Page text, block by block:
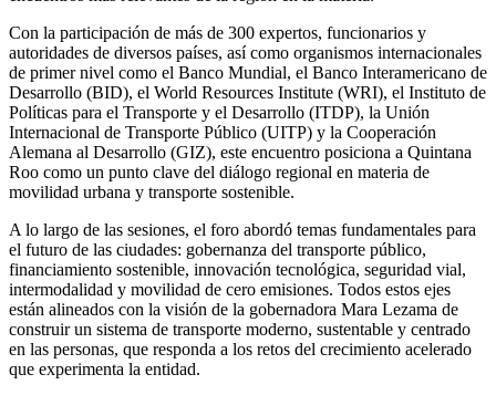
Con la participación de más de 300 expertos, funcionarios y
autoridades de diversos países, así como organismos internacionales
de primer nivel como el Banco Mundial, el Banco Interamericano de
Desarrollo (BID), el World Resources Institute (WRI), el Instituto de
Políticas para el Transporte y el Desarrollo (ITDP), la Unión
Internacional de Transporte Público (UITP) y la Cooperación
Alemana al Desarrollo (GIZ), este encuentro posiciona a Quintana
Roo como un punto clave del diálogo regional en materia de
movilidad urbana y transporte sostenible.
A lo largo de las sesiones, el foro abordó temas fundamentales para
el futuro de las ciudades: gobernanza del transporte público,
financiamiento sostenible, innovación tecnológica, seguridad vial,
intermodalidad y movilidad de cero emisiones. Todos estos ejes
están alineados con la visión de la gobernadora Mara Lezama de
construir un sistema de transporte moderno, sustentable y centrado
en las personas, que responda a los retos del crecimiento acelerado
que experimenta la entidad.